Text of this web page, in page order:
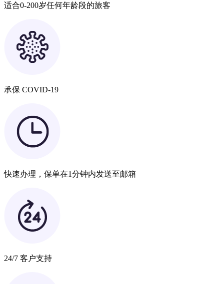
适合0-200岁任何年龄段的旅客
承保 COVID-19
快速办理，保单在1分钟内发送至邮箱
24/7 客户支持